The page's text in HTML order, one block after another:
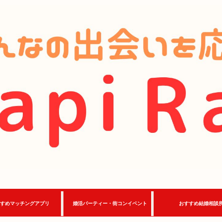
めマッチングアプリ 婚活パーティー・街コンイベント おすすめ結婚相談